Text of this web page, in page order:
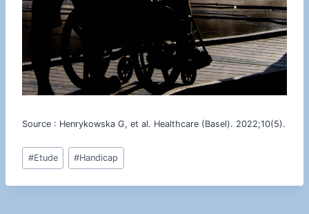
Source : Henrykowska G, et al. Healthcare (Basel). 2022;10(5).
Étiquettes
de
la
#Etude #Handicap